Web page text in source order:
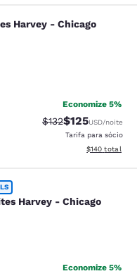
-
Harvey - Chicago
Razoável. 869 avaliações
Economize 5%
Tarifa anterior
$132Tarifa com
$125USD/noite
Tarifa para sócio
Exibir
$140 total
Harvey -
Harvey - Chicago
Razoável. 26 avaliações
Economize 5%